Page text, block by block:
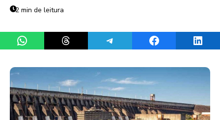
2 min de leitura
Share on WhatsAppShare on ThreadsShare on TelegramShare on Facebook